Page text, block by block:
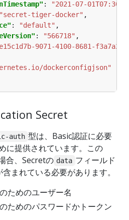
:
"2021-07-
"secret-tiger-docker"
: "default"
: "566718"
9071-4100-8681-
dockerconfigjson"
Secret
auth 型は、Basic認証に必要
に提供されています。この
合、Secretの data フィールド
まれている必要があります。
ためのユーザー名
ためのパスワードかトークン